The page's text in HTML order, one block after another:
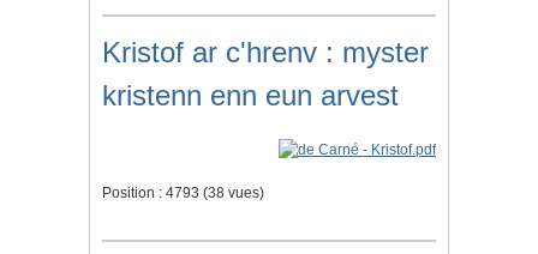
Kristof ar c'hrenv : myster
kristenn enn eun arvest
Position : 4793 (38 vues)